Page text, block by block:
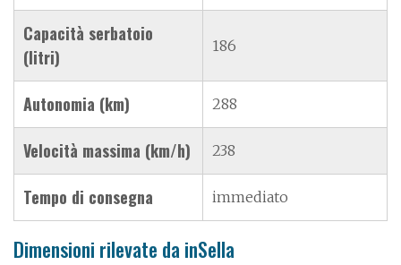
Capacità serbatoio
(litri)
186
Autonomia (km) 288
Velocità massima (km/h) 238
Tempo di consegna immediato
Dimensioni rilevate da inSella